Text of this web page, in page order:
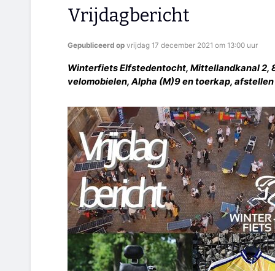
Vrijdagbericht
Gepubliceerd op vrijdag 17 december 2021 om 13:00 uur
Winterfiets Elfstedentocht, Mittellandkanal 2,
velomobielen, Alpha (M)9 en toerkap,